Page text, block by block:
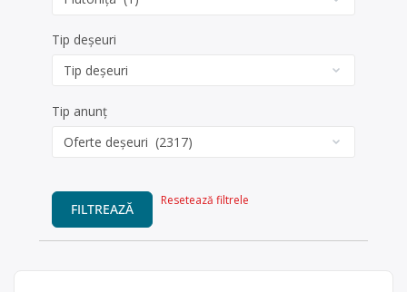
Tip deșeuri
Tip anunț
FILTREAZĂ
Resetează filtrele